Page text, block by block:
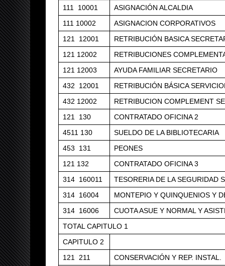
111 10001
ASIGNACIÓN ALCALDIA
111 10002
ASIGNACION CORPORATIVOS
121 12001
RETRIBUCIÓN BASICA
121 12002
RETRIBUCIONES
121 12003
AYUDA FAMILIAR SECRETARIO
432 12001
RETRIBUCIÓN BÁSICA
432 12002
RETRIBUCION COMPLEMENT
121 130
CONTRATADO OFICINA 2
4511 130
SUELDO DE LA BIBLIOTECARIA
453 131
PEONES
121 132
CONTRATADO OFICINA 3
314 160011
TESORERIA DE LA SEGURIDAD
314 16004
MONTEPIO Y QUINQUENIOS Y
314 16006
CUOTA ASUE Y NORMAL Y
TOTAL CAPITULO 1
CAPITULO 2
121 211
CONSERVACIÓN Y REP.